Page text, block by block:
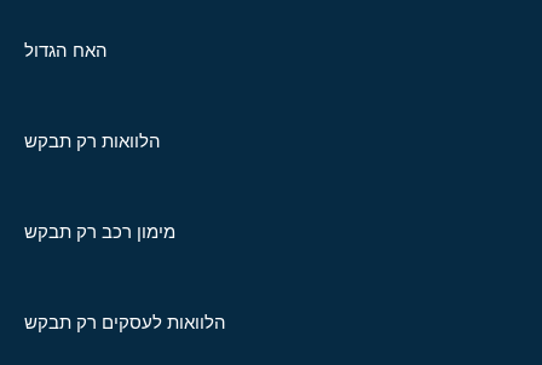
האח הגדול
הלוואות רק תבקש
מימון רכב רק תבקש
הלוואות לעסקים רק תבקש